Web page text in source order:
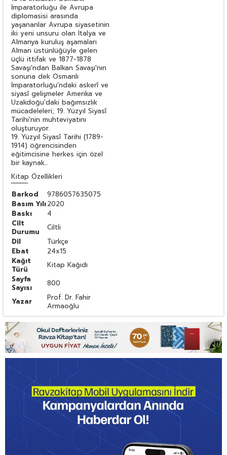
İmparatorluğu ile Avrupa
diplomasisi arasında
yaşananlar Avrupa siyasetinin
iki yeni unsuru olan İtalya ve
Almanya kuruluş aşamaları
Alman üstünlüğüyle gelen
üçlü ittifak ve 1877-1878
Savaşı'ndan Balkan Savaşı'nın
sonuna dek Osmanlı
İmparatorluğu'ndaki askerî ve
siyasî gelişmeler Amerika ve
Uzakdoğu'daki bağımsızlık
mücadeleleri; 19. Yüzyıl Siyasî
Tarihi'nin muhteviyatını
oluşturuyor.
19. Yüzyıl Siyasî Tarihi (1789-
1914) öğrencisinden
eğitimcisine herkes için özel
bir kaynak...
Kitap Özellikleri
'''''''''''
Barkod
9786057635075
Basım Yılı2020
Baskı
4
Cilt
Durumu
Ciltli
Dil
Türkçe
Ebat
24x15
Kağıt
Türü
Kitap Kağıdı
Sayfa
Sayısı
800
Yazar
Prof. Dr. Fahir
Armaoğlu